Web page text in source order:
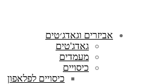
אביזרים וגאדג׳טים
גאדג'טים
מעמדים
כיסויים
כיסויים לפלאפון